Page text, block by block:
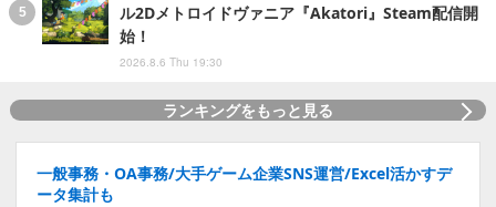
ル2Dメトロイドヴァニア『Akatori』Steam配信開
始！
2026.8.6 Thu 19:30
ランキングをもっと見る
一般事務・OA事務/大手ゲーム企業SNS運営/Excel活かすデ
ータ集計も